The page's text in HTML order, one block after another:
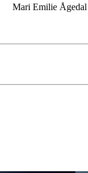
Mari Emilie Ågedal